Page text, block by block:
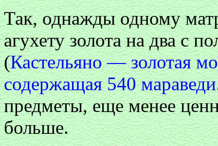
Так, однажды одному
агухету золота на два с
(Кастельяно — золотая
содержащая 540
предметы, еще менее
больше.